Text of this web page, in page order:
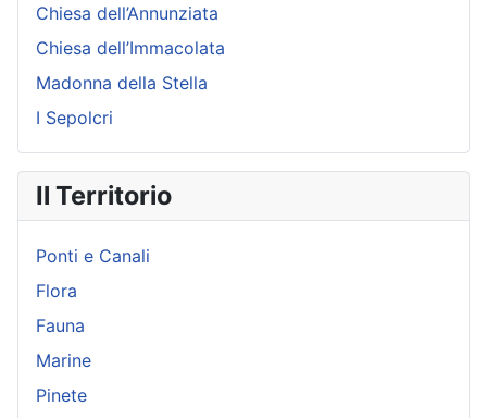
Chiesa dell’Annunziata
Chiesa dell’Immacolata
Madonna della Stella
I Sepolcri
Il Territorio
Ponti e Canali
Flora
Fauna
Marine
Pinete